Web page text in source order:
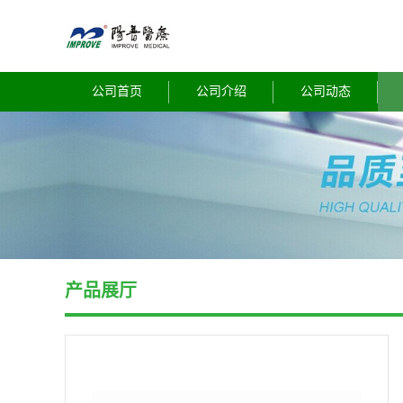
公司首页 公司介绍 公司动态
产品展厅